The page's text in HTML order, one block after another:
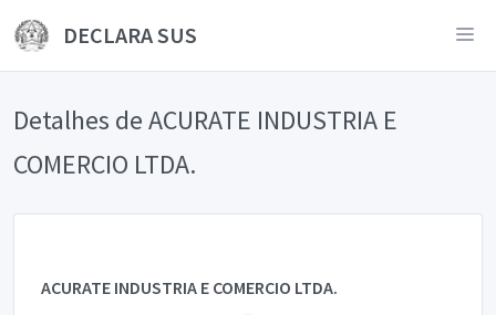
DECLARA SUS
Detalhes de ACURATE INDUSTRIA E
COMERCIO LTDA.
ACURATE INDUSTRIA E COMERCIO LTDA.